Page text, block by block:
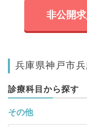
非公開
兵庫県神戸市
診療科目から探す
その他